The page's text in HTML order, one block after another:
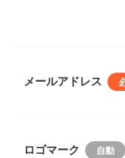
メールアドレス
ロゴマーク